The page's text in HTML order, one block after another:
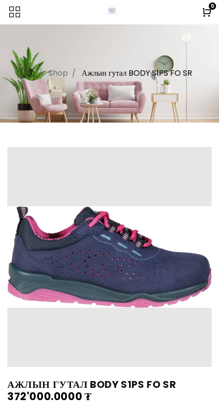
0
Shop Ажлын гутал BODY S1PS FO SR
АЖЛЫН ГУТАЛ BODY S1PS FO SR
372'000.0000 ₮